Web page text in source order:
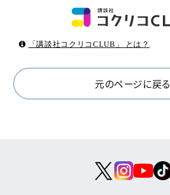
「講談社コクリコCLUB」 とは？
元のページに戻る